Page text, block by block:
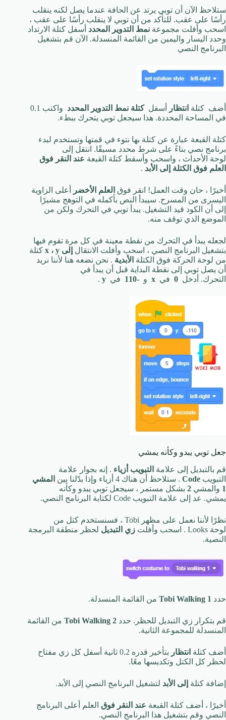
ستلاحظ الآن أن توبي يرتد عن الحافة عندما يصل لكنه ينقلب
رأسًا على عقب. للتأكد من أن توبي لا ينقلب رأسًا على عقب ،
اسحب وأفلت مجموعة نمط التدوير المحدد أسفل كتلة الارتداد
وحدد اليسار واليمين من القائمة المنسدلة. الآن قم بتشغيل
البرنامج النصي
أضف كتلة انتظار أسفلكتلة نمط التدوير المحدد
واكتب 0.1
في المساحة المحددة. هذا سيجعل توبي يتحرك ببطء.
كتلة القبعة عبارة عن كتلة بها نتوء في قمتها وتستخدم لبدء
برنامج نصي بناءً على شرط محدد مسبقًا. انتقل إلى
لوحة الأحداث ، واسحب وأسقط كتلة القبعة عند النقر فوق
العلم فوق الكتلة إلى الأبد .
أخيرًا ، حان وقت العمل! انقر فوق العلم الأخضر
أعلى الزاوية
اليسرى من المسرح. سيبدأ النص بأكمله في التوهج مشيرًا
إلى أن الكود قيد التشغيل. يبدأ توبي في التحرك ولكن من
الموضع الذي توقف منه.
لجعله يبدأ في التحرك من نقطة معينة في كل مرة تقوم فيها
بتشغيل البرنامج النصي ، اسحب وأفلت الانتقال إلى x ، y
كتلة
من لوحة الحركة فوق الكتلة الأبدية . نحن نضعه هنا لأننا نريد
أن يصل توبي إلى نقطة البداية قبل أن يبدأ في
التحرك. أدخل 0 في x و -110 في y
.
جعل توبي يبدو وكأنه يمشي
قم بالتبديل إلى علامة التبويب أزياء . إنه بجوار علامة
التبويب Code . ستلاحظ أن هناك 4 أزياء وإذا بدّلنا بين
المشي
1 والمشي 2 بشكل مستمر ، سيجعل توبي يبدو وكأنه
يمشي. عد إلى علامة التبويب Code لكتابة البرنامج النصي.
نظرًا لأننا نعمل على مظهر Tobi ، فسنستخدم كتل من
لوحة Looks . اسحب وأفلت
زي التبديل لحظر منطقة البرمجة
النصية.
حدد Tobi Walking 1 من القائمة المنسدلة.
قم بتكرار زي التبديل للحظر. حدد Tobi Walking 2 من القائمة
المنسدلة للمجموعة الثانية.
أضف كتلة انتظار
بتأخير قدره 0.2 ثانية أسفل كل زي مفتاح
لحظر كل الكتل وتكديسها معًا.
إضافة كتلة إلى الأبد لتشغيل البرنامج النصي إلى الأبد.
أخيرًا ، أضف كتلة القبعة عند النقر فوق العلم أعلى البرنامج
النصي وقم بتشغيل هذا البرنامج النصي.